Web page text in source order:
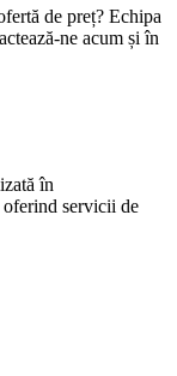
de preț? Echipa
ne acum și în
în
servicii de